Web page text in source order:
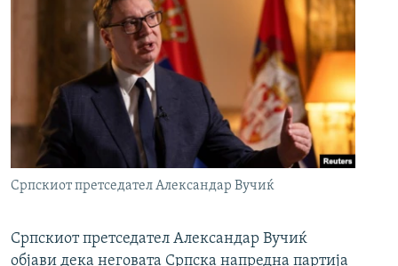
Српскиот претседател Александар Вучиќ
Српскиот претседател Александар Вучиќ
објави дека неговата Српска напредна партија